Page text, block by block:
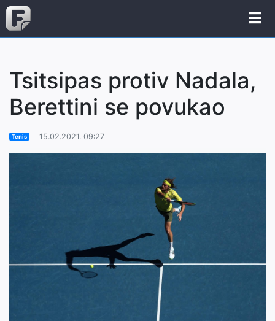
Tsitsipas protiv Nadala,
Berettini se povukao
Tenis 15.02.2021. 09:27